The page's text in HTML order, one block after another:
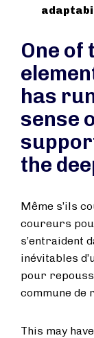
One of
has
sense
the
Même s’ils
coureurs
s’entraident
inévitables
pour
commune de
This may